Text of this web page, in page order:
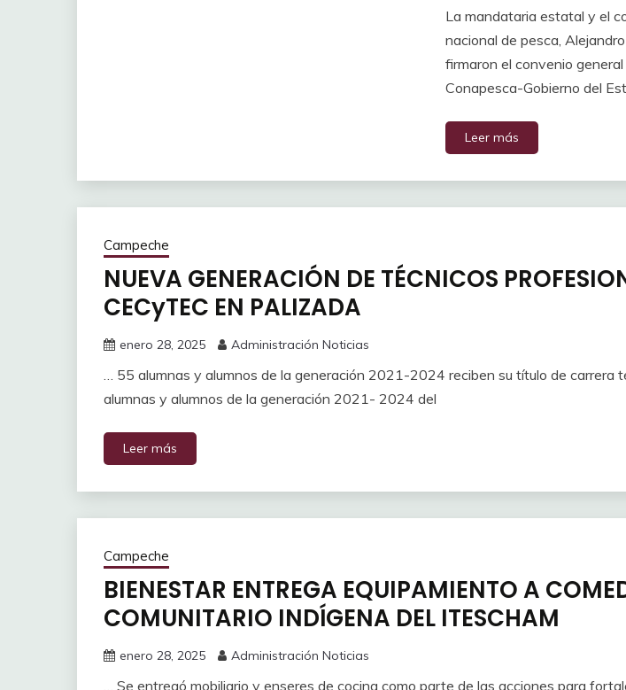
La mandataria estatal y el
nacional de pesca,
firmaron el convenio
Conapesca-Gobierno del
Leer más
Campeche
NUEVA GENERACIÓN DE TÉCNICOS
CECyTEC EN PALIZADA
enero 28, 2025 Administración Noticias
… 55 alumnas y alumnos de la generación 2021-2024 reciben su título de carrera
alumnas y alumnos de la generación 2021- 2024 del
Leer más
Campeche
BIENESTAR ENTREGA EQUIPAMIENTO A
COMUNITARIO INDÍGENA DEL ITESCHAM
enero 28, 2025 Administración Noticias
… Se entregó mobiliario y enseres de cocina como parte de las acciones para